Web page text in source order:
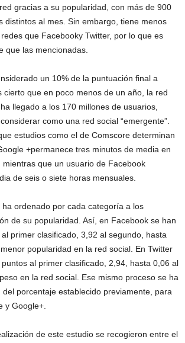
gracias a su popularidad, con más de 900
distintos al mes. Sin embargo, tiene menos
redes que Facebooky Twitter, por lo que es
que las mencionadas.
un 10% de la puntuación final a
cierto que en poco menos de un año, la red
llegado a los 170 millones de usuarios,
como una red social “emergente”.
estudios como el de Comscore determinan
+permanece tres minutos de media en
mientras que un usuario de Facebook
de seis o siete horas mensuales.
ordenado por cada categoría a los
de su popularidad. Así, en Facebook se han
primer clasificado, 3,92 al segundo, hasta
popularidad en la red social. En Twitter
al primer clasificado, 2,94, hasta 0,06 al
en la red social. Ese mismo proceso se ha
porcentaje establecido previamente, para
y Google+.
de este estudio se recogieron entre el